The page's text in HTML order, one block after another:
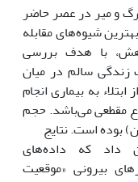
و میر در عصر حاضر
شیوه‌های مقابله
با هدف بررسی
سالم در میان
به بیماری انجام
مقطعی می‌باشد. حجم
داد که داده‌های
بیرونی «موقعیت